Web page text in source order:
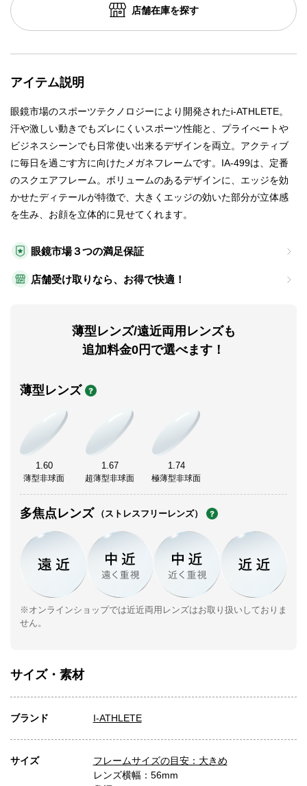
眼鏡市場３つの満足保証
店舗受け取りなら、お得で快適！
薄型レンズ/遠近両用レンズも
追加料金0円で選べます！
薄型レンズ
1.60
薄型非球面
1.67
超薄型非球面
1.74
極薄型非球面
多焦点レンズ （ストレスフリーレンズ）
※オンラインショップでは近近両用レンズはお取り扱いしておりま
せん。
店舗在庫を探す
アイテム説明
眼鏡市場のスポーツテクノロジーにより開発されたi-ATHLETE。
汗や激しい動きでもズレにくいスポーツ性能と、プライべートや
ビジネスシーンでも日常使い出来るデザインを両立。アクティブ
に毎日を過ごす方に向けたメガネフレームです。IA-499は、定番
のスクエアフレーム。ボリュームのあるデザインに、エッジを効
かせたディテールが特徴で、大きくエッジの効いた部分が立体感
を生み、お顔を立体的に見せてくれます。
サイズ・素材
ブランド I-ATHLETE
サイズ
フレームサイズの目安：大きめ
レンズ横幅：56mm